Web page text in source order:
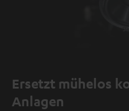
Ersetzt mühelos
Anlagen